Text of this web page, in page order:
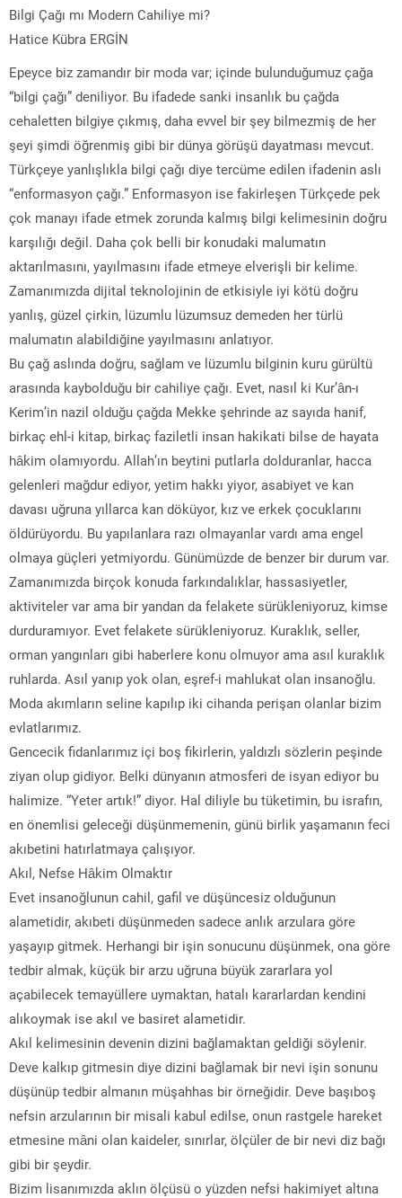
Bilgi Çağı mı Modern Cahiliye mi?
Hatice Kübra ERGİN
Epeyce biz zamandır bir moda var; içinde bulunduğumuz çağa
“bilgi çağı” deniliyor. Bu ifadede sanki insanlık bu çağda
cehaletten bilgiye çıkmış, daha evvel bir şey bilmezmiş de her
şeyi şimdi öğrenmiş gibi bir dünya görüşü dayatması mevcut.
Türkçeye yanlışlıkla bilgi çağı diye tercüme edilen ifadenin aslı
“enformasyon çağı.” Enformasyon ise fakirleşen Türkçede pek
çok manayı ifade etmek zorunda kalmış bilgi kelimesinin doğru
karşılığı değil. Daha çok belli bir konudaki malumatın
aktarılmasını, yayılmasını ifade etmeye elverişli bir kelime.
Zamanımızda dijital teknolojinin de etkisiyle iyi kötü doğru
yanlış, güzel çirkin, lüzumlu lüzumsuz demeden her türlü
malumatın alabildiğine yayılmasını anlatıyor.
Bu çağ aslında doğru, sağlam ve lüzumlu bilginin kuru gürültü
arasında kaybolduğu bir cahiliye çağı. Evet, nasıl ki Kur’ân-ı
Kerim’in nazil olduğu çağda Mekke şehrinde az sayıda hanif,
birkaç ehl-i kitap, birkaç faziletli insan hakikati bilse de hayata
hâkim olamıyordu. Allah’ın beytini putlarla dolduranlar, hacca
gelenleri mağdur ediyor, yetim hakkı yiyor, asabiyet ve kan
davası uğruna yıllarca kan döküyor, kız ve erkek çocuklarını
öldürüyordu. Bu yapılanlara razı olmayanlar vardı ama engel
olmaya güçleri yetmiyordu. Günümüzde de benzer bir durum var.
Zamanımızda birçok konuda farkındalıklar, hassasiyetler,
aktiviteler var ama bir yandan da felakete sürükleniyoruz, kimse
durduramıyor. Evet felakete sürükleniyoruz. Kuraklık, seller,
orman yangınları gibi haberlere konu olmuyor ama asıl kuraklık
ruhlarda. Asıl yanıp yok olan, eşref-i mahlukat olan insanoğlu.
Moda akımların seline kapılıp iki cihanda perişan olanlar bizim
evlatlarımız.
Gencecik fidanlarımız içi boş fikirlerin, yaldızlı sözlerin peşinde
ziyan olup gidiyor. Belki dünyanın atmosferi de isyan ediyor bu
halimize. “Yeter artık!” diyor. Hal diliyle bu tüketimin, bu israfın,
en önemlisi geleceği düşünmemenin, günü birlik yaşamanın feci
akıbetini hatırlatmaya çalışıyor.
Akıl, Nefse Hâkim Olmaktır
Evet insanoğlunun cahil, gafil ve düşüncesiz olduğunun
alametidir, akıbeti düşünmeden sadece anlık arzulara göre
yaşayıp gitmek. Herhangi bir işin sonucunu düşünmek, ona göre
tedbir almak, küçük bir arzu uğruna büyük zararlara yol
açabilecek temayüllere uymaktan, hatalı kararlardan kendini
alıkoymak ise akıl ve basiret alametidir.
Akıl kelimesinin devenin dizini bağlamaktan geldiği söylenir.
Deve kalkıp gitmesin diye dizini bağlamak bir nevi işin sonunu
düşünüp tedbir almanın müşahhas bir örneğidir. Deve başıboş
nefsin arzularının bir misali kabul edilse, onun rastgele hareket
etmesine mâni olan kaideler, sınırlar, ölçüler de bir nevi diz bağı
gibi bir şeydir.
Bizim lisanımızda aklın ölçüsü o yüzden nefsi hakimiyet altına